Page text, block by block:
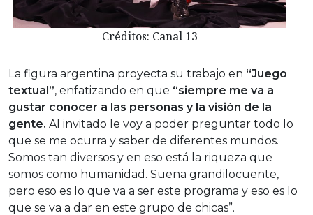
Créditos: Canal 13
La figura argentina proyecta su trabajo en “Juego
textual”, enfatizando en que “siempre me va a
gustar conocer a las personas y la visión de la
gente. Al invitado le voy a poder preguntar todo lo
que se me ocurra y saber de diferentes mundos.
Somos tan diversos y en eso está la riqueza que
somos como humanidad. Suena grandilocuente,
pero eso es lo que va a ser este programa y eso es lo
que se va a dar en este grupo de chicas”.